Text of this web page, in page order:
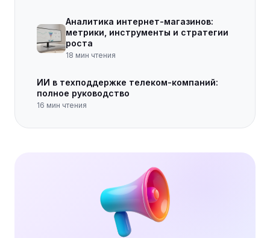
Аналитика интернет-магазинов:
метрики, инструменты и стратегии
роста
18 мин чтения
ИИ в техподдержке телеком-компаний:
полное руководство
16 мин чтения